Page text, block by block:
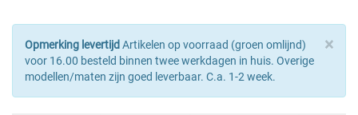
×
Opmerking levertijd Artikelen op voorraad (groen omlijnd)
voor 16.00 besteld binnen twee werkdagen in huis. Overige
modellen/maten zijn goed leverbaar. C.a. 1-2 week.